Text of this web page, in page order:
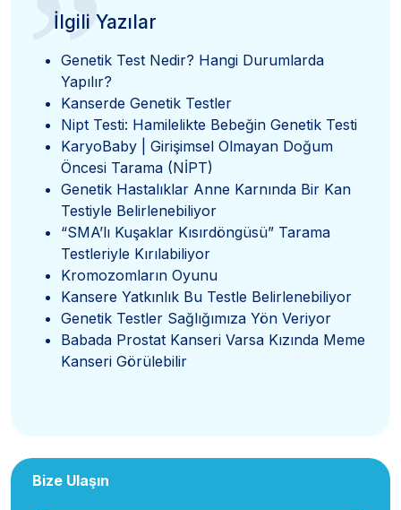
”
İlgili Yazılar
Genetik Test Nedir? Hangi Durumlarda
Yapılır?
Kanserde Genetik Testler
Nipt Testi: Hamilelikte Bebeğin Genetik Testi
KaryoBaby | Girişimsel Olmayan Doğum
Öncesi Tarama (NİPT)
Genetik Hastalıklar Anne Karnında Bir Kan
Testiyle Belirlenebiliyor
“SMA’lı Kuşaklar Kısırdöngüsü” Tarama
Testleriyle Kırılabiliyor
Kromozomların Oyunu
Kansere Yatkınlık Bu Testle Belirlenebiliyor
Genetik Testler Sağlığımıza Yön Veriyor
Babada Prostat Kanseri Varsa Kızında Meme
Kanseri Görülebilir
Bize Ulaşın